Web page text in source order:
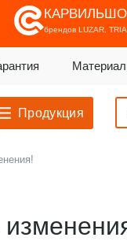
брендов LUZAR,
Продукция